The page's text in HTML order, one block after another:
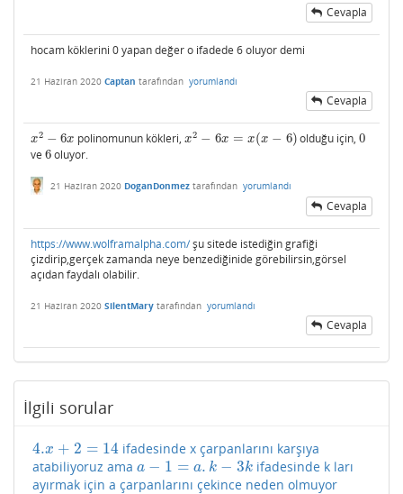
Cevapla
hocam köklerini 0 yapan değer o ifadede 6 oluyor demi
21 Haziran 2020 Captan tarafından yorumlandı
Cevapla
x2 − 6x
x2−6x polinomunun kökleri,x2 − 6x = x(x − 6)
x2−6x =x( x−6) olduğu için,0
0
ve 6
6oluyor.
21 Haziran 2020 DoganDonmez tarafından yorumlandı
Cevapla
https://www.wolframalpha.com/şu sitede istediğin grafiği
çizdirip,gerçek zamanda neye benzediğinide görebilirsin,görsel
açıdan faydalı olabilir.
21 Haziran 2020 SilentMary tarafından yorumlandı
Cevapla
İlgili sorular
4.x + 2 = 14
4.x+ 2= 14
ifadesinde x çarpanlarını karşıya
atabiliyoruz ama a − 1 = a. k − 3k
a−1= a k− 3k
ifadesinde k ları
ayırmak için a çarpanlarını çekince neden olmuyor